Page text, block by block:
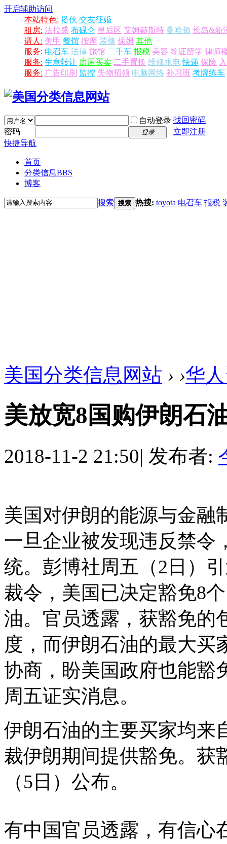
开启辅助访问
本站特色: 搭伙 交友征婚
租房: 法拉盛 布碌仑 皇后区 艾姆赫斯特 曼哈顿 长岛&新
请人: 美甲 餐馆 按摩 装修 保姆 其他
服务: 电召车 法律 旅馆 二手车 报税 美容 签证留学 律师
服务: 生意转让 房屋买卖 二手置换 维修水电 快递 保险
服务: 广告印刷 监控 失物招领 电脑网络 补习班 考牌练车
自动登录 找回密码
密码
登录
立即注册
快捷导航
首页
分类信息BBS
博客
搜索 搜索 热搜: toyota 电召车 报税
美国分类信息网站 › ›华
美放宽8国购伊朗石
2018-11-2 21:50| 发布者:
美国对伊朗的能源与金融
一旦企业被发现违反禁令
统。彭博社周五（2日）
裁令，美国已决定豁免8
油。官员透露，获豁免的
度，而伊朗石油的最大买
协商，盼美国政府也能豁
周五证实消息。
伊朗石油的主要买家均来
裁伊朗期间提供豁免。获
（5日）公布。
有中国官员透露，有信心